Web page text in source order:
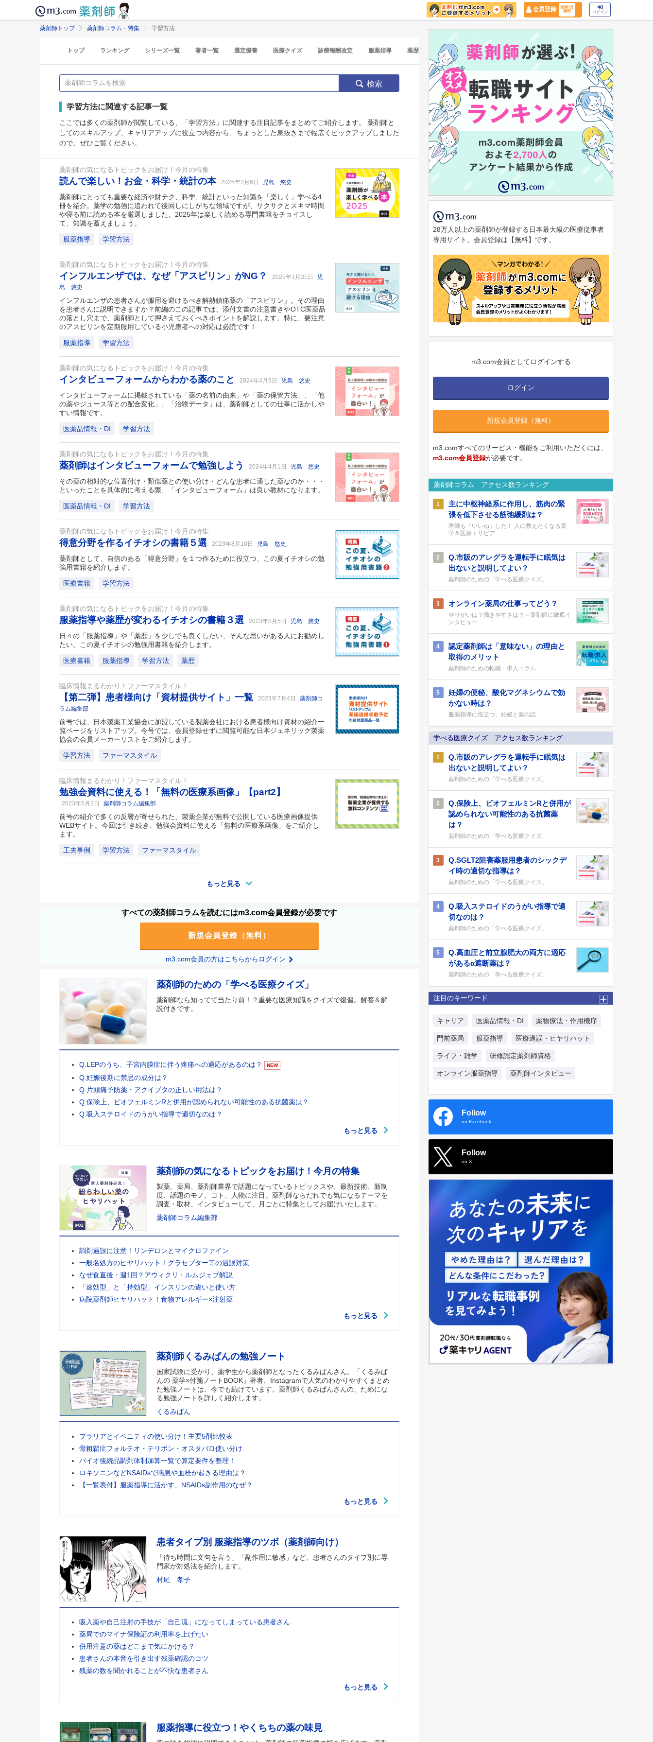
会員登録
登録1分
無料
ログイン
薬剤師トップ 薬剤師コラム・特集 学習方法
トップ ランキング シリーズ一覧 著者一覧 選定療養 医療クイズ 診療報酬改定 服薬指導 薬歴 マイナ保険証
検索
学習方法に関連する記事一覧
ここでは多くの薬剤師が閲覧している、「学習方法」に関連する注目記事をまとめてご紹介します。 薬剤師と
してのスキルアップ、キャリアアップに役立つ内容から、ちょっとした息抜きまで幅広くピックアップしました
ので、ぜひご覧ください。
薬剤師の気になるトピックをお届け！今月の特集
読んで楽しい！お金・科学・統計の本 2025年2月6日 児島 悠史
薬剤師にとっても重要な経済や財テク、科学、統計といった知識を「楽しく」学べる4
冊を紹介。薬学の勉強に追われて後回しにしがちな領域ですが、サクサクとスキマ時間
や寝る前に読める本を厳選しました。2025年は楽しく読める専門書籍をチョイスし
て、知識を蓄えましょう。
服薬指導 学習方法
薬剤師の気になるトピックをお届け！今月の特集
インフルエンザでは、なぜ「アスピリン」がNG？ 2025年1月31日
児
島 悠史
インフルエンザの患者さんが服用を避けるべき解熱鎮痛薬の「アスピリン」。その理由
を患者さんに説明できますか？前編のこの記事では、添付文書の注意書きやOTC医薬品
の落とし穴まで、薬剤師として押さえておくべきポイントを解説します。特に、要注意
のアスピリンを定期服用している小児患者への対応は必読です！
服薬指導 学習方法
薬剤師の気になるトピックをお届け！今月の特集
インタビューフォームからわかる薬のこと 2024年4月5日 児島 悠史
インタビューフォームに掲載されている「薬の名前の由来」や「薬の保管方法」、「他
の薬やジュース等との配合変化」、「治験データ」は、薬剤師としての仕事に活かしや
すい情報です。
医薬品情報・DI 学習方法
薬剤師の気になるトピックをお届け！今月の特集
薬剤師はインタビューフォームで勉強しよう 2024年4月1日 児島 悠史
その薬の相対的な位置付け・類似薬との使い分け・どんな患者に適した薬なのか・・・
といったことを具体的に考える際、「インタビューフォーム」は良い教材になります。
医薬品情報・DI 学習方法
薬剤師の気になるトピックをお届け！今月の特集
得意分野を作るイチオシの書籍５選 2023年8月10日 児島 悠史
薬剤師として、自信のある「得意分野」を１つ作るために役立つ、この夏イチオシの勉
強用書籍を紹介します。
医療書籍 学習方法
薬剤師の気になるトピックをお届け！今月の特集
服薬指導や薬歴が変わるイチオシの書籍３選 2023年8月5日 児島 悠史
日々の「服薬指導」や「薬歴」を少しでも良くしたい、そんな思いがある人にお勧めし
たい、この夏イチオシの勉強用書籍を紹介します。
医療書籍 服薬指導 学習方法 薬歴
臨床情報まるわかり！ファーマスタイル！
【第二弾】患者様向け「資材提供サイト」一覧 2023年7月4日
薬剤師コ
ラム編集部
前号では、日本製薬工業協会に加盟している製薬会社における患者様向け資材の紹介一
覧ページをリストアップ。今号では、会員登録せずに閲覧可能な日本ジェネリック製薬
協会の会員メーカーリストをご紹介します。
学習方法 ファーマスタイル
臨床情報まるわかり！ファーマスタイル！
勉強会資料に使える！「無料の医療系画像」【part2】
2023年5月2日 薬剤師コラム編集部
前号の紹介で多くの反響が寄せられた、製薬企業が無料で公開している医療画像提供
WEBサイト。今回は引き続き、勉強会資料に使える「無料の医療系画像」をご紹介し
ます。
工夫事例 学習方法 ファーマスタイル
もっと見る
すべての薬剤師コラムを読むにはm3.com会員登録が必要です
新規会員登録（無料）
m3.com会員の方はこちらからログイン
薬剤師のための「学べる医療クイズ」
薬剤師なら知ってて当たり前！？重要な医療知識をクイズで復習。解答＆解
説付きです。
Q.LEPのうち、子宮内膜症に伴う疼痛への適応があるのは？ NEW
Q.妊娠後期に禁忌の成分は？
Q.片頭痛予防薬・アクイプタの正しい用法は？
Q.保険上、ビオフェルミンRと併用が認められない可能性のある抗菌薬は？
Q.吸入ステロイドのうがい指導で適切なのは？
もっと見る
薬剤師の気になるトピックをお届け！今月の特集
製薬、薬局、薬剤師業界で話題になっているトピックスや、最新技術、新制
度、話題のモノ、コト、人物に注目。薬剤師ならだれでも気になるテーマを
調査・取材、インタビューして、月ごとに特集としてお届けいたします。
薬剤師コラム編集部
調剤過誤に注意！リンデロンとマイクロファイン
一般名処方のヒヤリハット！グラセプター等の過誤対策
なぜ食直後・週1回？アウィクリ・ルムジェブ解説
「速効型」と「持効型」インスリンの違いと使い方
病院薬剤師ヒヤリハット！食物アレルギー×注射薬
もっと見る
薬剤師くるみぱんの勉強ノート
国家試験に受かり、薬学生から薬剤師となったくるみぱんさん。「くるみぱ
んの 薬学×付箋ノートBOOK」著者、Instagramで人気のわかりやすくまとめ
た勉強ノートは、今でも続けています。薬剤師くるみぱんさんの、ためにな
る勉強ノートを詳しく紹介します。
くるみぱん
プラリアとイベニティの使い分け！主要5剤比較表
骨粗鬆症フォルテオ・テリボン・オスタバロ使い分け
バイオ後続品調剤体制加算一覧で算定要件を整理！
ロキソニンなどNSAIDsで喘息や血栓が起きる理由は？
【一覧表付】服薬指導に活かす、NSAIDs副作用のなぜ？
もっと見る
患者タイプ別 服薬指導のツボ（薬剤師向け）
「待ち時間に文句を言う」「副作用に敏感」など、患者さんのタイプ別に専
門家が対処法を紹介します。
村尾 孝子
吸入薬や自己注射の手技が「自己流」になってしまっている患者さん
薬局でのマイナ保険証の利用率を上げたい
併用注意の薬はどこまで気にかける？
患者さんの本音を引き出す残薬確認のコツ
残薬の数を聞かれることが不快な患者さん
もっと見る
服薬指導に役立つ！やくちちの薬の味見
28万人以上の薬剤師が登録する日本最大級の医療従事者
専用サイト。会員登録は【無料】です。
m3.com会員としてログインする
ログイン
新規会員登録（無料）
m3.comすべてのサービス・機能をご利用いただくには、
m3.com会員登録が必要です。
薬剤師コラム アクセス数ランキング
1
主に中枢神経系に作用し、筋肉の緊
張を低下させる筋弛緩剤は？
医師も「いいね」した！ 人に教えたくなる薬
学＆医療トリビア
2
Q.市販のアレグラを運転手に眠気は
出ないと説明してよい？
薬剤師のための「学べる医療クイズ」
3 オンライン薬局の仕事ってどう？
やりがいは？働きやすさは？～薬剤師に徹底イ
ンタビュー
4
認定薬剤師は「意味ない」の理由と
取得のメリット
薬剤師のための転職・求人コラム
5
妊婦の便秘、酸化マグネシウムで効
かない時は？
服薬指導に役立つ、妊婦と薬の話
学べる医療クイズ アクセス数ランキング
1
Q.市販のアレグラを運転手に眠気は
出ないと説明してよい？
薬剤師のための「学べる医療クイズ」
2
Q.保険上、ビオフェルミンRと併用が
認められない可能性のある抗菌薬
は？
薬剤師のための「学べる医療クイズ」
3
Q.SGLT2阻害薬服用患者のシックデ
イ時の適切な指導は？
薬剤師のための「学べる医療クイズ」
4
Q.吸入ステロイドのうがい指導で適
切なのは？
薬剤師のための「学べる医療クイズ」
5
Q.高血圧と前立腺肥大の両方に適応
があるα遮断薬は？
薬剤師のための「学べる医療クイズ」
注目のキーワード
キャリア 医薬品情報・DI 薬物療法・作用機序
門前薬局 服薬指導 医療過誤・ヒヤリハット
ライフ・雑学 研修認定薬剤師資格
オンライン服薬指導 薬剤師インタビュー
Follow
on Facebook
Follow
on X